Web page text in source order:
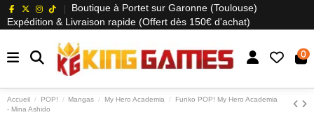
Boutique à Portet sur Garonne (Toulouse)
Expédition & Livraison rapide (Offert dès 150€ d'achat)
0
Accueil POP! Mangas My Hero Academia
Funko POP! My Hero Academia
- Mina Ashido